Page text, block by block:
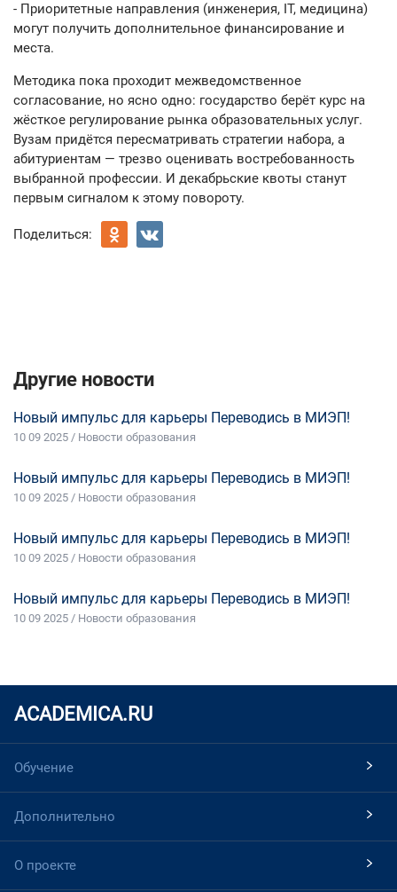
- Приоритетные направления (инженерия, IT, медицина)
могут получить дополнительное финансирование и
места.
Методика пока проходит межведомственное
согласование, но ясно одно: государство берёт курс на
жёсткое регулирование рынка образовательных услуг.
Вузам придётся пересматривать стратегии набора, а
абитуриентам — трезво оценивать востребованность
выбранной профессии. И декабрьские квоты станут
первым сигналом к этому повороту.
Поделиться:
Другие новости
Новый импульс для карьеры Переводись в МИЭП!
10 09 2025 / Новости образования
Новый импульс для карьеры Переводись в МИЭП!
10 09 2025 / Новости образования
Новый импульс для карьеры Переводись в МИЭП!
10 09 2025 / Новости образования
Новый импульс для карьеры Переводись в МИЭП!
10 09 2025 / Новости образования
ACADEMICA.RU
Обучение
Дополнительно
О проекте